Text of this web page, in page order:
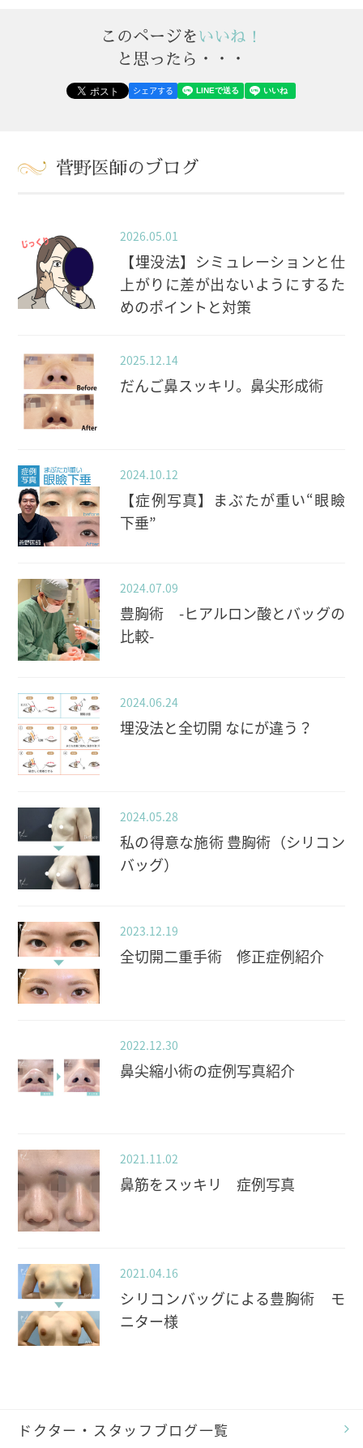
このページをいいね！
と思ったら・・・
シェアする
菅野医師のブログ
2026.05.01
【埋没法】シミュレーションと仕
上がりに差が出ないようにするた
めのポイントと対策
2025.12.14
だんご鼻スッキリ。鼻尖形成術
2024.10.12
【症例写真】まぶたが重い“眼瞼
下垂”
2024.07.09
豊胸術 -ヒアルロン酸とバッグの
比較-
2024.06.24
埋没法と全切開 なにが違う？
2024.05.28
私の得意な施術 豊胸術（シリコン
バッグ）
2023.12.19
全切開二重手術 修正症例紹介
2022.12.30
鼻尖縮小術の症例写真紹介
2021.11.02
鼻筋をスッキリ 症例写真
2021.04.16
シリコンバッグによる豊胸術 モ
ニター様
ドクター・スタッフブログ一覧